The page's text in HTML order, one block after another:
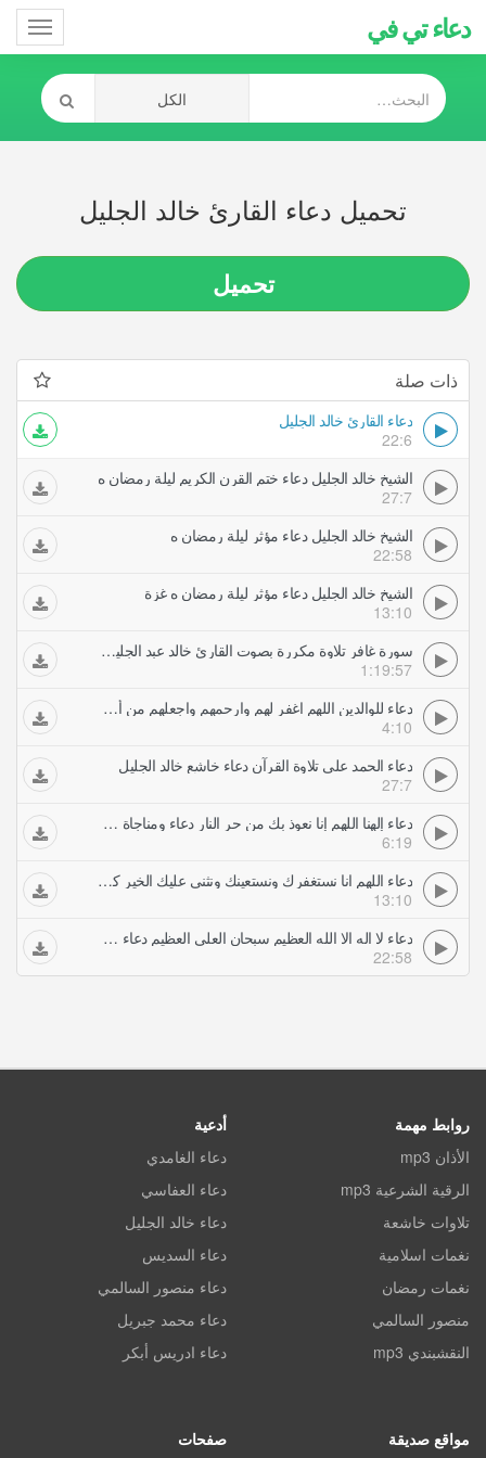
دعاء تي في
تحميل دعاء القارئ خالد الجليل
تحميل
ذات صلة
دعاء القارئ خالد الجليل
22:6
الشيخ خالد الجليل دعاء ختم القرن الكريم ليلة رمضان ه
27:7
الشيخ خالد الجليل دعاء مؤثر ليلة رمضان ه
22:58
الشيخ خالد الجليل دعاء مؤثر ليلة رمضان ه غزة
13:10
سورة غافر تلاوة مكررة بصوت القارئ خالد عبد الجليل الرقية الشرعية
1:19:57
دعاء للوالدين اللهم اغفر لهم وارحمهم واجعلهم من أهل الجنة خالد الجليل
4:10
دعاء الحمد على تلاوة القرآن دعاء خاشع خالد الجليل
27:7
دعاء إلهنا اللهم إنا نعوذ بك من حر النار دعاء ومناجاة مبكية خالد الجليل
6:19
دعاء اللهم انا نستغفرك ونستعينك ونثني عليك الخير كله دعاء خالد الجليل
13:10
دعاء لا اله الا الله العظيم سبحان العلي العظيم دعاء خالد الجليل
22:58
روابط مهمة
الأذان mp3
الرقية الشرعية mp3
تلاوات خاشعة
نغمات اسلامية
نغمات رمضان
منصور السالمي
النقشبندي mp3
أدعية
دعاء الغامدي
دعاء العفاسي
دعاء خالد الجليل
دعاء السديس
دعاء منصور السالمي
دعاء محمد جبريل
دعاء ادريس أبكر
مواقع صديقة صفحات